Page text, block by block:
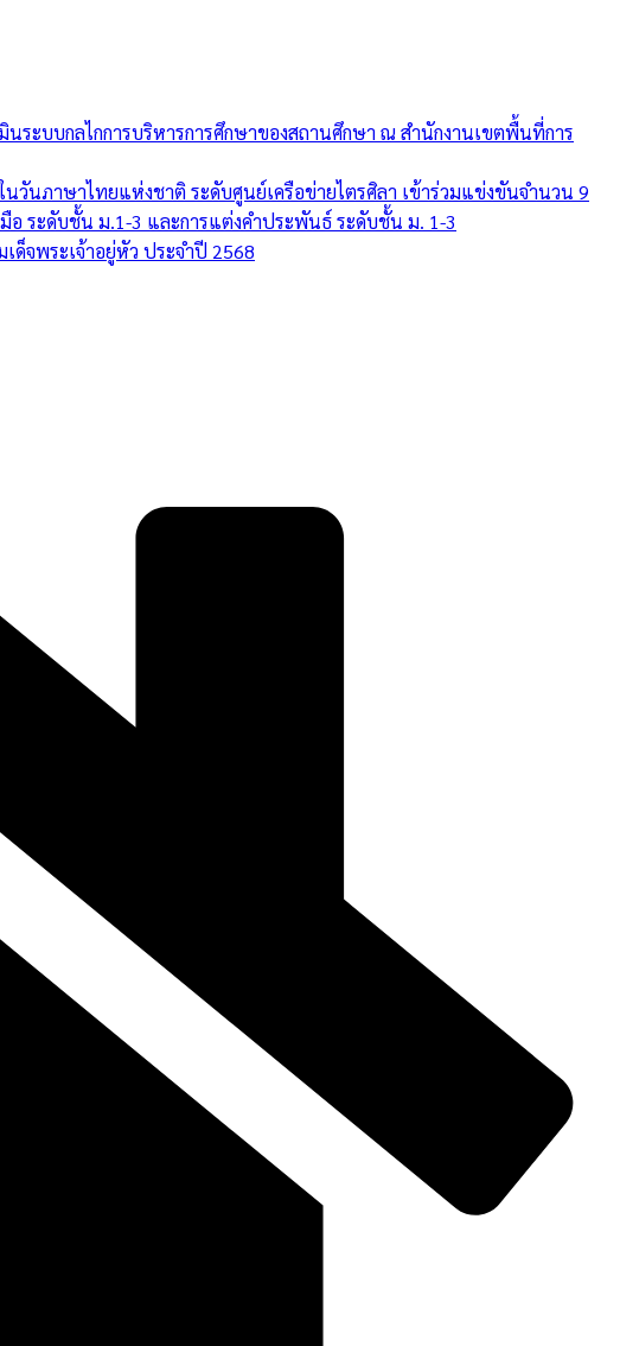
นระบบกลไกการบริหารการศึกษาของสถานศึกษา ณ สำนักงานเขตพื้นที่การ
วันภาษาไทยแห่งชาติ ระดับศูนย์เครือข่ายไตรศิลา เข้าร่วมแข่งขันจำนวน 9
อ ระดับชั้น ม.1-3 และการแต่งคำประพันธ์ ระดับชั้น ม. 1-3
ด็จพระเจ้าอยู่หัว ประจำปี 2568